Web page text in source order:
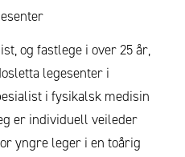
og fastlege i over 25 år,
legesenter i
i fysikalsk medisin
er individuell veileder
yngre leger i en toårig